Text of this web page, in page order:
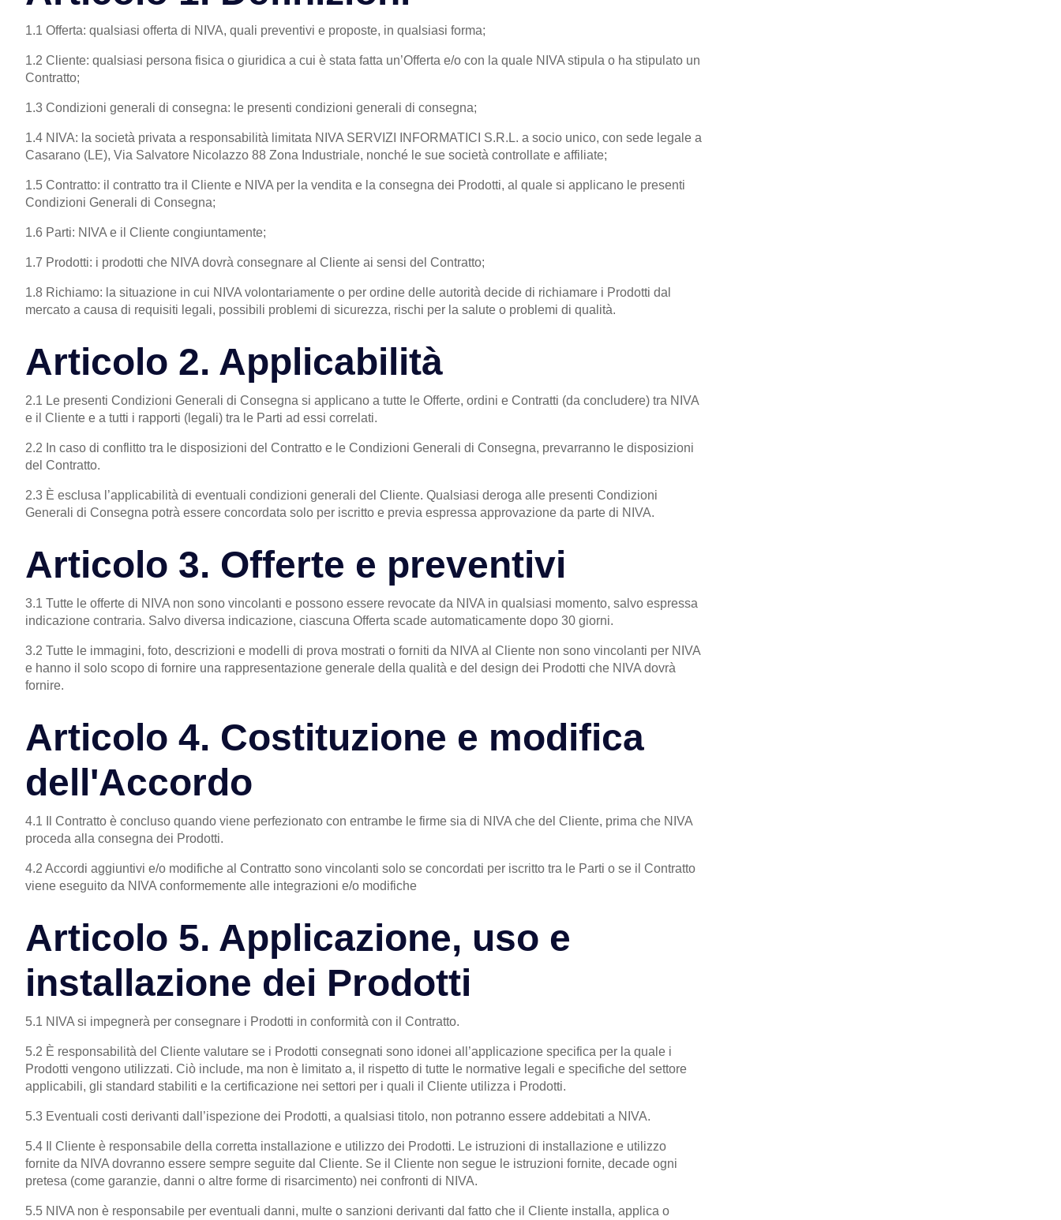
1.1 Offerta: qualsiasi offerta di NIVA, quali preventivi e proposte, in qualsiasi forma;
1.2 Cliente: qualsiasi persona fisica o giuridica a cui è stata fatta un’Offerta e/o con la quale NIVA stipula o ha stipulato un
Contratto;
1.3 Condizioni generali di consegna: le presenti condizioni generali di consegna;
1.4 NIVA: la società privata a responsabilità limitata NIVA SERVIZI INFORMATICI S.R.L. a socio unico, con sede legale a
Casarano (LE), Via Salvatore Nicolazzo 88 Zona Industriale, nonché le sue società controllate e affiliate;
1.5 Contratto: il contratto tra il Cliente e NIVA per la vendita e la consegna dei Prodotti, al quale si applicano le presenti
Condizioni Generali di Consegna;
1.6 Parti: NIVA e il Cliente congiuntamente;
1.7 Prodotti: i prodotti che NIVA dovrà consegnare al Cliente ai sensi del Contratto;
1.8 Richiamo: la situazione in cui NIVA volontariamente o per ordine delle autorità decide di richiamare i Prodotti dal
mercato a causa di requisiti legali, possibili problemi di sicurezza, rischi per la salute o problemi di qualità.
Articolo 2. Applicabilità
2.1 Le presenti Condizioni Generali di Consegna si applicano a tutte le Offerte, ordini e Contratti (da concludere) tra NIVA
e il Cliente e a tutti i rapporti (legali) tra le Parti ad essi correlati.
2.2 In caso di conflitto tra le disposizioni del Contratto e le Condizioni Generali di Consegna, prevarranno le disposizioni
del Contratto.
2.3 È esclusa l’applicabilità di eventuali condizioni generali del Cliente. Qualsiasi deroga alle presenti Condizioni
Generali di Consegna potrà essere concordata solo per iscritto e previa espressa approvazione da parte di NIVA.
Articolo 3. Offerte e preventivi
3.1 Tutte le offerte di NIVA non sono vincolanti e possono essere revocate da NIVA in qualsiasi momento, salvo espressa
indicazione contraria. Salvo diversa indicazione, ciascuna Offerta scade automaticamente dopo 30 giorni.
3.2 Tutte le immagini, foto, descrizioni e modelli di prova mostrati o forniti da NIVA al Cliente non sono vincolanti per NIVA
e hanno il solo scopo di fornire una rappresentazione generale della qualità e del design dei Prodotti che NIVA dovrà
fornire.
Articolo 4. Costituzione e modifica
dell'Accordo
4.1 Il Contratto è concluso quando viene perfezionato con entrambe le firme sia di NIVA che del Cliente, prima che NIVA
proceda alla consegna dei Prodotti.
4.2 Accordi aggiuntivi e/o modifiche al Contratto sono vincolanti solo se concordati per iscritto tra le Parti o se il Contratto
viene eseguito da NIVA conformemente alle integrazioni e/o modifiche
Articolo 5. Applicazione, uso e
installazione dei Prodotti
5.1 NIVA si impegnerà per consegnare i Prodotti in conformità con il Contratto.
5.2 È responsabilità del Cliente valutare se i Prodotti consegnati sono idonei all’applicazione specifica per la quale i
Prodotti vengono utilizzati. Ciò include, ma non è limitato a, il rispetto di tutte le normative legali e specifiche del settore
applicabili, gli standard stabiliti e la certificazione nei settori per i quali il Cliente utilizza i Prodotti.
5.3 Eventuali costi derivanti dall’ispezione dei Prodotti, a qualsiasi titolo, non potranno essere addebitati a NIVA.
5.4 Il Cliente è responsabile della corretta installazione e utilizzo dei Prodotti. Le istruzioni di installazione e utilizzo
fornite da NIVA dovranno essere sempre seguite dal Cliente. Se il Cliente non segue le istruzioni fornite, decade ogni
pretesa (come garanzie, danni o altre forme di risarcimento) nei confronti di NIVA.
5.5 NIVA non è responsabile per eventuali danni, multe o sanzioni derivanti dal fatto che il Cliente installa, applica o